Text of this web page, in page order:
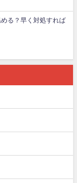
る？早く対処すれば